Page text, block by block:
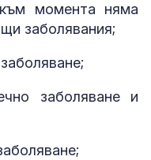
момента няма
заболявания;
заболяване и